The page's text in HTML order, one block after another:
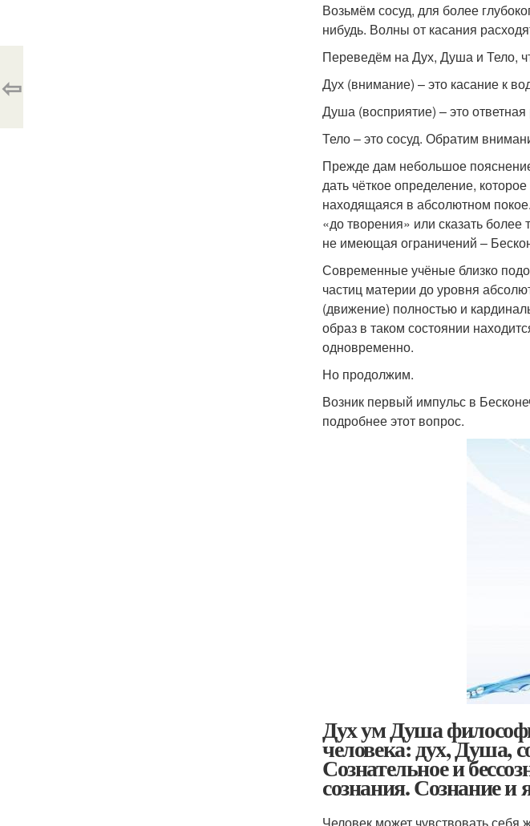
Возьмём сосуд, для более
нибудь. Волны от касания
Переведём на Дух, Душа и Тело,
Дух (внимание) – это касание к
Душа (восприятие) – это
Тело – это сосуд. Обратим
Прежде дам небольшое
дать чёткое определение,
находящаяся в абсолютном
«до творения» или сказать
не имеющая ограничений –
Современные учёные близко
частиц материи до уровня
(движение) полностью и
образ в таком состоянии
одновременно.
Но продолжим.
Возник первый импульс в
подробнее этот вопрос.
Дух ум Душа
человека: дух, Душа,
Сознательное и
сознания. Сознание и
⇦